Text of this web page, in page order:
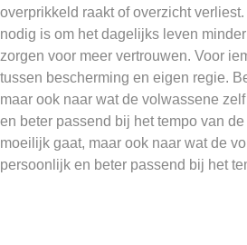
overprikkeld raakt of overzicht
nodig is om het dagelijks leven
zorgen voor meer vertrouwen. Voor
tussen bescherming en eigen regie.
maar ook naar wat de volwassene
en beter passend bij het tempo van
moeilijk gaat, maar ook naar wat de
persoonlijk en beter passend bij het